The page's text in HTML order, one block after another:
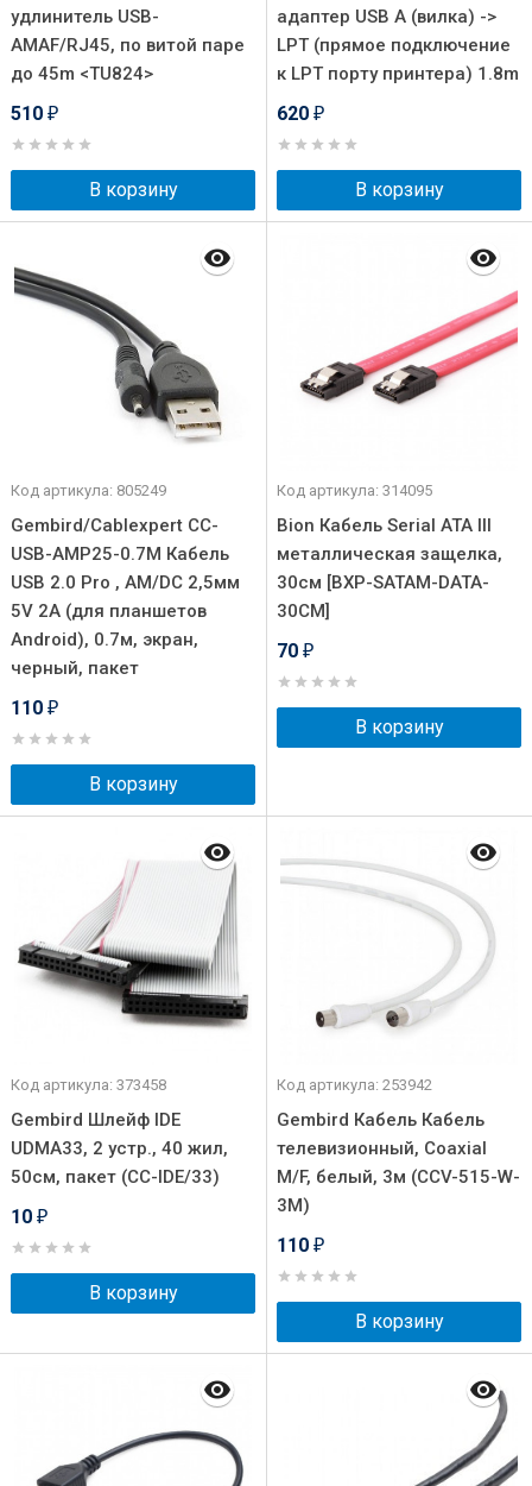
удлинитель USB-
AMAF/RJ45, по витой паре
до 45m <TU824>
510 ₽
В корзину
адаптер USB A (вилка) ->
LPT (прямое подключение
к LPT порту принтера) 1.8m
620 ₽
В корзину
Код артикула: 805249
Gembird/Cablexpert CC-
USB-AMP25-0.7M Кабель
USB 2.0 Pro , AM/DC 2,5мм
5V 2A (для планшетов
Android), 0.7м, экран,
черный, пакет
110 ₽
В корзину
Код артикула: 314095
Bion Кабель Serial ATA III
металлическая защелка,
30см [BXP-SATAM-DATA-
30CM]
70 ₽
В корзину
Код артикула: 373458
Gembird Шлейф IDE
UDMA33, 2 устр., 40 жил,
50см, пакет (CC-IDE/33)
10 ₽
В корзину
Код артикула: 253942
Gembird Кабель Кабель
телевизионный, Coaxial
M/F, белый, 3м (CCV-515-W-
3M)
110 ₽
В корзину